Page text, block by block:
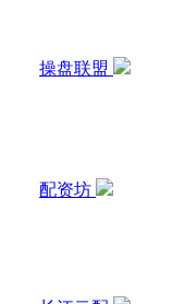
操盘联盟
配资坊